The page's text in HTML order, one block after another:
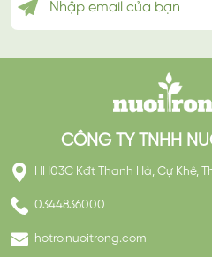
CÔNG TY TNHH
HH03C Kđt Thanh Hà, Cự Khê,
0344836000
hotro.nuoitrong.com